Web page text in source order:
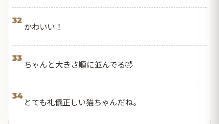
32
かわいい！
33
ちゃんと大きさ順に並んでる🤣
34
とても礼儀正しい猫ちゃんだね。